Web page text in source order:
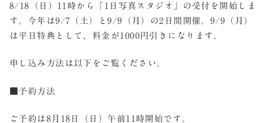
8/18（日）11時から「1日写真スタジオ」の受付を開始しま
す。今年は9/7（土）と9/9（月）の2日間開催。9/9（月）
は平日特典として、料金が1000円引きになります。
申し込み方法は以下をご覧ください。
■予約方法
ご予約は8月18日（日）午前11時開始です。